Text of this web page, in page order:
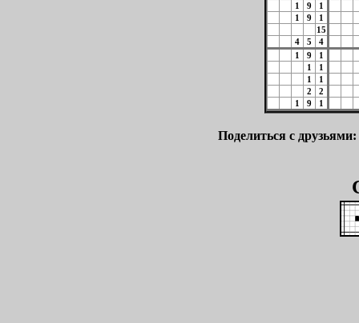
1
9
1
1
9
1
15
4
5
4
1
9
1
1
1
1
1
2
2
1
9 1
Поделиться с друзьями: